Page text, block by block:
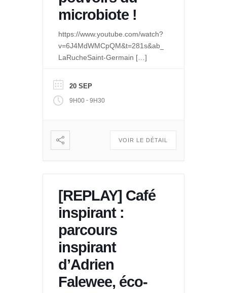
microbiote !
https://www.youtube.com/watch?
LaRucheSaint-Germain […]
20 SEP
9H00 - 9H30
VOIR LE DÉTAIL
[REPLAY] Café
inspirant :
parcours
inspirant
d’Adrien
Falewee, éco-